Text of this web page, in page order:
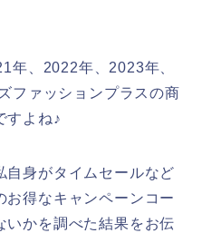
年、2022年、2023年、
ファッションプラスの商
すよね♪
自身がタイムセールなど
お得なキャンペーンコー
いかを調べた結果をお伝